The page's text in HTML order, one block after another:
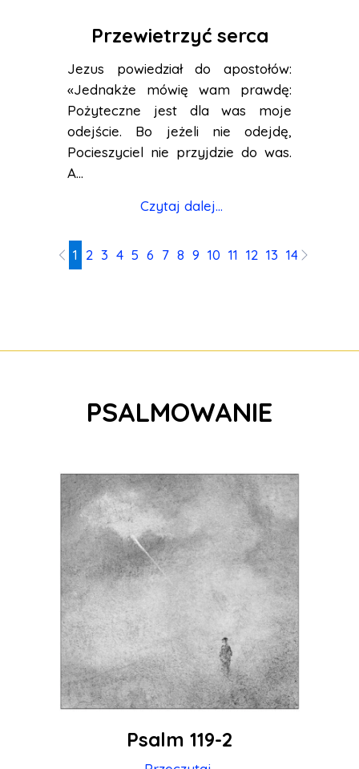
Przewietrzyć serca
Jezus powiedział do apostołów:
«Jednakże mówię wam prawdę:
Pożyteczne jest dla was moje
odejście. Bo jeżeli nie odejdę,
Pocieszyciel nie przyjdzie do was.
A...
Czytaj dalej...
1 2 3 4 5 6 7 8 9 10 11 12 13 14 15
PSALMOWANIE
Psalm 119-2